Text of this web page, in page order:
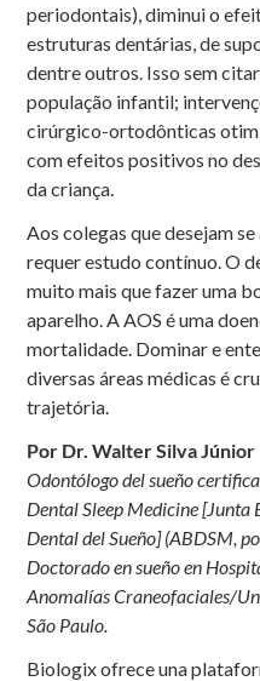
periodontais), diminui o
estruturas dentárias, de
dentre outros. Isso sem
população infantil;
cirúrgico-ortodônticas
com efeitos positivos no
da criança.
Aos colegas que desejam
requer estudo contínuo. O
muito mais que fazer uma
aparelho. A AOS é uma
mortalidade. Dominar e
diversas áreas médicas é
trajetória.
Por Dr. Walter Silva Júnior
Odontólogo del sueño
Dental Sleep Medicine [Junta
Dental del Sueño] (ABDSM,
Doctorado en sueño en
Anomalías Craneofaciales/
São Paulo.
Biologix ofrece una